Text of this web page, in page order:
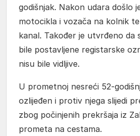
godišnjak. Nakon udara došlo
motocikla i vozača na kolnik
kanal. Također je utvrđeno da
bile postavljene registarske
nisu bile vidljive.
U prometnoj nesreći 52-
ozlijeđen i protiv njega slijedi
zbog počinjenih prekršaja iz
prometa na cestama.